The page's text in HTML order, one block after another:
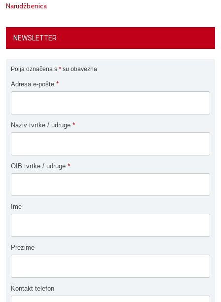
Narudžbenica
NEWSLETTER
Polja označena s * su obavezna
Adresa e-pošte *
Naziv tvrtke / udruge *
OIB tvrtke / udruge *
Ime
Prezime
Kontakt telefon